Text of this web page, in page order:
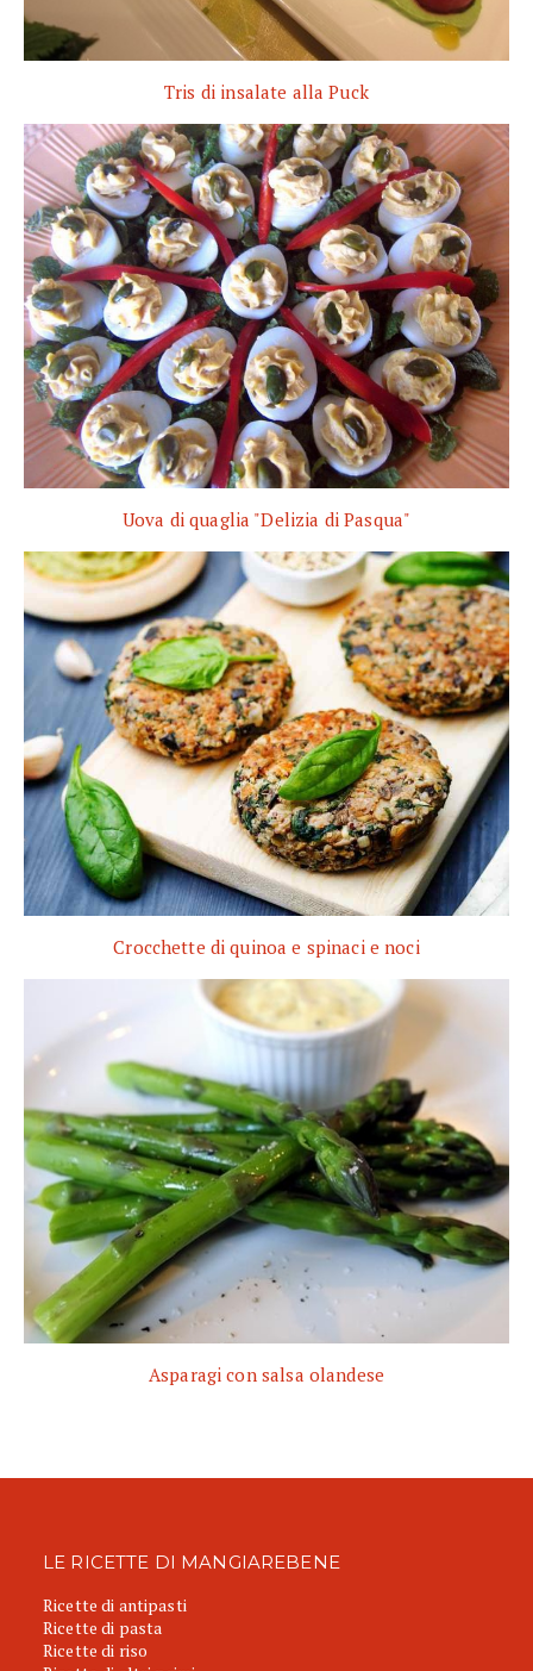
Tris di insalate alla Puck
Uova di quaglia "Delizia di Pasqua"
Crocchette di quinoa e spinaci e noci
Asparagi con salsa olandese
LE RICETTE DI MANGIAREBENE
Ricette di antipasti
Ricette di pasta
Ricette di riso